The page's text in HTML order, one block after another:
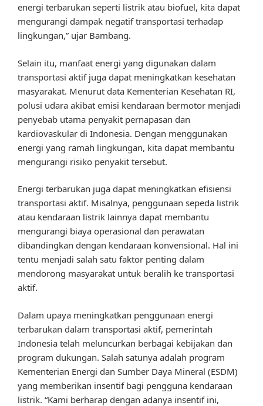
energi terbarukan seperti listrik atau biofuel, kita dapat
mengurangi dampak negatif transportasi terhadap
lingkungan,” ujar Bambang.
Selain itu, manfaat energi yang digunakan dalam
transportasi aktif juga dapat meningkatkan kesehatan
masyarakat. Menurut data Kementerian Kesehatan RI,
polusi udara akibat emisi kendaraan bermotor menjadi
penyebab utama penyakit pernapasan dan
kardiovaskular di Indonesia. Dengan menggunakan
energi yang ramah lingkungan, kita dapat membantu
mengurangi risiko penyakit tersebut.
Energi terbarukan juga dapat meningkatkan efisiensi
transportasi aktif. Misalnya, penggunaan sepeda listrik
atau kendaraan listrik lainnya dapat membantu
mengurangi biaya operasional dan perawatan
dibandingkan dengan kendaraan konvensional. Hal ini
tentu menjadi salah satu faktor penting dalam
mendorong masyarakat untuk beralih ke transportasi
aktif.
Dalam upaya meningkatkan penggunaan energi
terbarukan dalam transportasi aktif, pemerintah
Indonesia telah meluncurkan berbagai kebijakan dan
program dukungan. Salah satunya adalah program
Kementerian Energi dan Sumber Daya Mineral (ESDM)
yang memberikan insentif bagi pengguna kendaraan
listrik. “Kami berharap dengan adanya insentif ini,